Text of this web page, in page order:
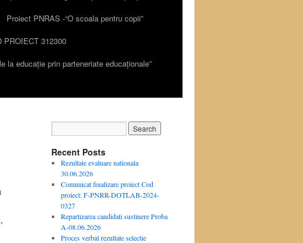
Proiect PNRAS -“O scoala pentru copii”
PROIECT 312300
la educație prin parteneriate educaționale”
Recent Posts
Rezultate evaluare nationala
30.06.2026
Comunicat finalizare proiect Cod
proiect: F-PNRR-DOTLAB-2024-
0327
Repartizarea candidati sustinere Proba
A-08.06.2026
Proces verbal rezultate selectie